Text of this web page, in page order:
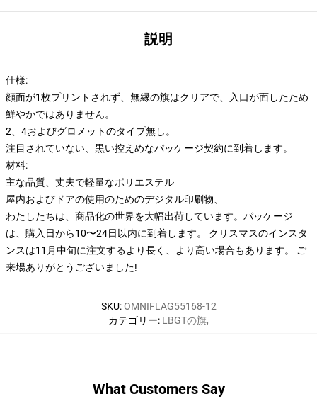
説明
仕様:
顔面が1枚プリントされず、無縁の旗はクリアで、入口が面したため
鮮やかではありません。
2、4およびグロメットのタイプ無し。
注目されていない、黒い控えめなパッケージ契約に到着します。
材料:
主な品質、丈夫で軽量なポリエステル
屋内およびドアの使用のためのデジタル印刷物、
わたしたちは、商品化の世界を大幅出荷しています。 パッケージ
は、購入日から10〜24日以内に到着します。 クリスマスのインスタ
ンスは11月中旬に注文するより長く、より高い場合もあります。 ご
来場ありがとうございました!
SKU:OMNIFLAG55168-12
カテゴリー: LBGTの旗,
What Customers Say